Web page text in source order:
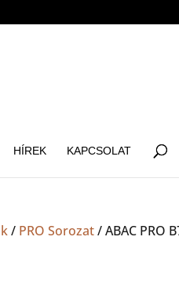
HÍREK KAPCSOLAT
/ PRO Sorozat/ ABAC PRO